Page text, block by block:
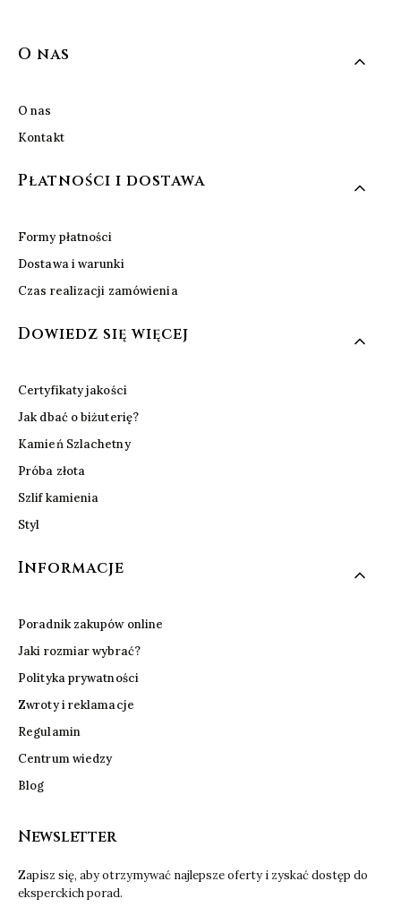
Linki w stopce
O nas
O nas
Kontakt
Płatności i dostawa
Formy płatności
Dostawa i warunki
Czas realizacji zamówienia
Dowiedz się więcej
Certyfikaty jakości
Jak dbać o biżuterię?
Kamień Szlachetny
Próba złota
Szlif kamienia
Styl
Informacje
Poradnik zakupów online
Jaki rozmiar wybrać?
Polityka prywatności
Zwroty i reklamacje
Regulamin
Centrum wiedzy
Blog
Newsletter
Zapisz się, aby otrzymywać najlepsze oferty i zyskać dostęp do
eksperckich porad.